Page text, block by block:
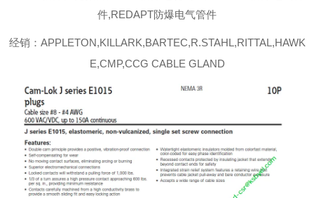
件,REDAPT防爆电气管件
经销：APPLETON,KILLARK,BARTEC,R.STAHL,RITTAL,HAWK
E,CMP,CCG CABLE GLAND